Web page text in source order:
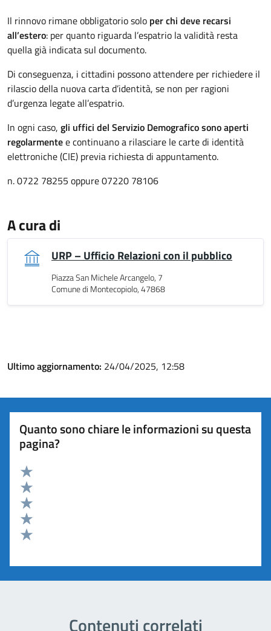
Il rinnovo rimane obbligatorio solo per chi deve recarsi
all’estero: per quanto riguarda l’espatrio la validità resta
quella già indicata sul documento.
Di conseguenza, i cittadini possono attendere per richiedere il
rilascio della nuova carta d’identità, se non per ragioni
d’urgenza legate all’espatrio.
In ogni caso, gli uffici del Servizio Demografico sono aperti
regolarmentee continuano a rilasciare le carte di identità
elettroniche (CIE) previa richiesta di appuntamento.
n. 0722 78255 oppure 07220 78106
A cura di
URP – Ufficio Relazioni con il pubblico
Piazza San Michele Arcangelo, 7
Comune di Montecopiolo, 47868
Ultimo aggiornamento: 24/04/2025, 12:58
Quanto sono chiare le informazioni su questa
pagina?
Valuta 5 stelle su 5
Valuta 4 stelle su 5
Valuta 3 stelle su 5
Valuta 2 stelle su 5
Contenuti correlati